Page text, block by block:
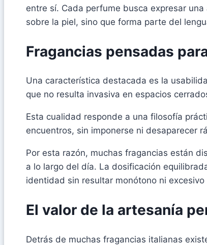
entre sí. Cada perfume busca expresar
sobre la piel, sino que forma parte del
Fragancias pensadas
Una característica destacada es la
que no resulta invasiva en espacios
Esta cualidad responde a una filosofía
encuentros, sin imponerse ni desaparecer
Por esta razón, muchas fragancias están
a lo largo del día. La dosificación
identidad sin resultar monótono ni
El valor de la artesanía
Detrás de muchas fragancias italianas